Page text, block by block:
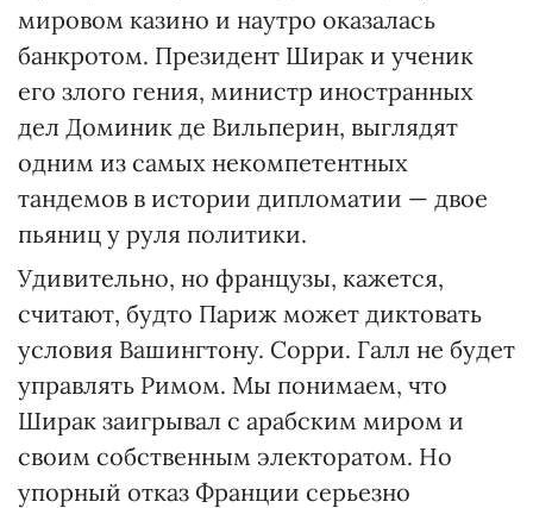
мировом казино и наутро оказалась
банкротом. Президент Ширак и ученик
его злого гения, министр иностранных
дел Доминик де Вильперин, выглядят
одним из самых некомпетентных
тандемов в истории дипломатии — двое
пьяниц у руля политики.
Удивительно, но французы, кажется,
считают, будто Париж может диктовать
условия Вашингтону. Сорри. Галл не будет
управлять Римом. Мы понимаем, что
Ширак заигрывал с арабским миром и
своим собственным электоратом. Но
упорный отказ Франции серьезно